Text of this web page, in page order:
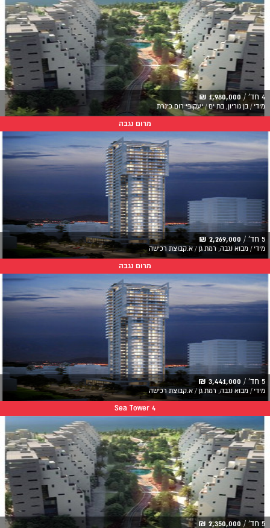
4 חד' / 1,980,000 ₪
מידי / בן גוריון, בת ים / יעקובי רום כינרת
מרום נגבה
5 חד' / 2,269,000 ₪
מידי / מבוא נגבה, רמת גן / א.קבוצת רכישה
מרום נגבה
5 חד' / 3,441,000 ₪
מידי / מבוא נגבה, רמת גן / א.קבוצת רכישה
Sea Tower 4
5 חד' / 2,350,000 ₪